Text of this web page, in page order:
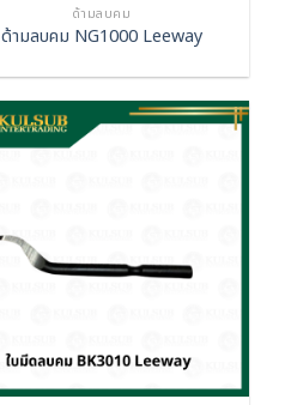
ด้ามลบคม
ด้ามลบคม NG1000 Leeway